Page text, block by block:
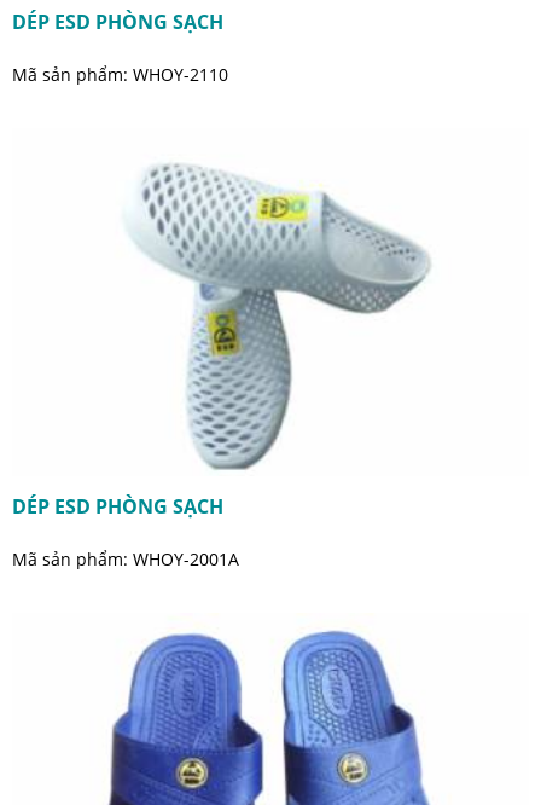
DÉP ESD PHÒNG SẠCH
Mã sản phẩm: WHOY-2110
DÉP ESD PHÒNG SẠCH
Mã sản phẩm: WHOY-2001A